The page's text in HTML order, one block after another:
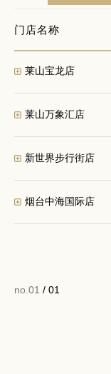
门店名称
莱山宝龙店
莱山万象汇店
新世界步行街店
烟台中海国际店
no.01 / 01